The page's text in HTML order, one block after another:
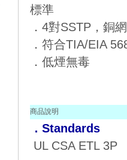
標準
．4對SSTP，銅
．符合TIA/EIA
．低煙無毒
商品說明
．Standards
UL CSA ETL 3P